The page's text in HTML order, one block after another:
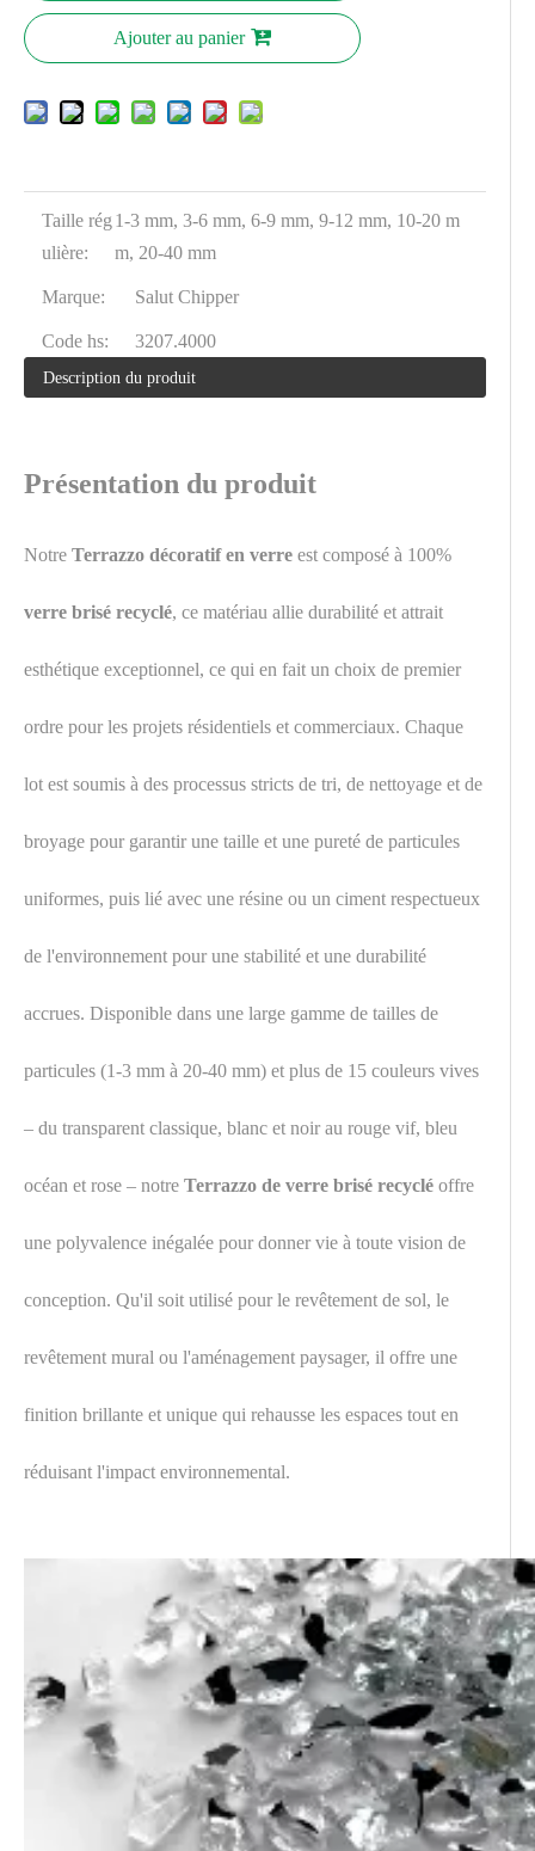
Ajouter au panier
Taille rég
ulière:
1-3 mm, 3-6 mm, 6-9 mm, 9-12 mm, 10-20 m
m, 20-40 mm
Marque: Salut Chipper
Code hs: 3207.4000
Description du produit
Présentation du produit
Notre Terrazzo décoratif en verre est composé à 100%
verre brisé recyclé, ce matériau allie durabilité et attrait
esthétique exceptionnel, ce qui en fait un choix de premier
ordre pour les projets résidentiels et commerciaux. Chaque
lot est soumis à des processus stricts de tri, de nettoyage et de
broyage pour garantir une taille et une pureté de particules
uniformes, puis lié avec une résine ou un ciment respectueux
de l'environnement pour une stabilité et une durabilité
accrues. Disponible dans une large gamme de tailles de
particules (1-3 mm à 20-40 mm) et plus de 15 couleurs vives
– du transparent classique, blanc et noir au rouge vif, bleu
océan et rose – notre Terrazzo de verre brisé recyclé offre
une polyvalence inégalée pour donner vie à toute vision de
conception. Qu'il soit utilisé pour le revêtement de sol, le
revêtement mural ou l'aménagement paysager, il offre une
finition brillante et unique qui rehausse les espaces tout en
réduisant l'impact environnemental.